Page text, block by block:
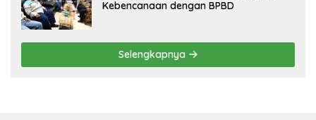
Kebencanaan dengan BPBD
Selengkapnya